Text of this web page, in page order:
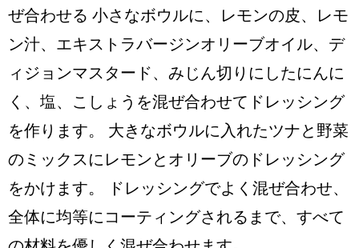
ぜ合わせる ⼩さなボウルに、レモンの⽪、レモ
ン汁、エキストラバージンオリーブオイル、デ
ィジョンマスタード、みじん切りにしたにんに
く、塩、こしょうを混ぜ合わせてドレッシング
を作ります。 ⼤きなボウルに⼊れたツナと野菜
のミックスにレモンとオリーブのドレッシング
をかけます。 ドレッシングでよく混ぜ合わせ、
全体に均等にコーティングされるまで、すべて